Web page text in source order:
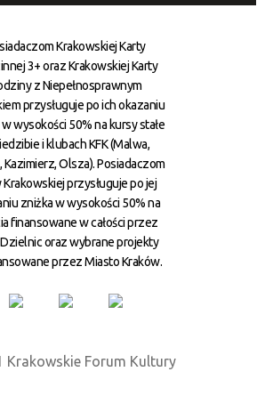
Krakowskiej Karty
3+ oraz Krakowskiej Karty
z Niepełnosprawnym
przysługuje po ich okazaniu
wysokości 50% na kursy stałe
i klubach KFK (Malwa,
Kazimierz, Olsza). Posiadaczom
Krakowskiej przysługuje po jej
zniżka w wysokości 50% na
finansowane w całości przez
Dzielnic oraz wybrane projekty
przez Miasto Kraków.
Krakowskie Forum Kultury